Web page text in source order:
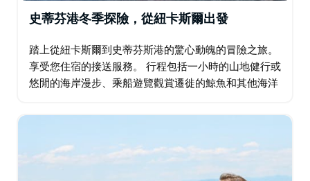
史蒂芬港冬季探險，從紐卡斯爾出發
踏上從紐卡斯爾到史蒂芬斯港的驚心動魄的冒險之旅。
享受您住宿的接送服務。 行程包括一小時的山地健行或
悠閒的海岸漫步、乘船遊覽觀賞遷徙的鯨魚和其他海洋
半球最大的移動海岸沙丘的特殊觀景台…